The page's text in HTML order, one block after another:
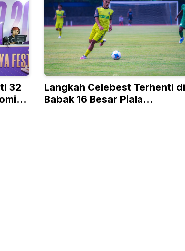
32
Langkah Celebest Terhenti di
Babak 16 Besar Piala